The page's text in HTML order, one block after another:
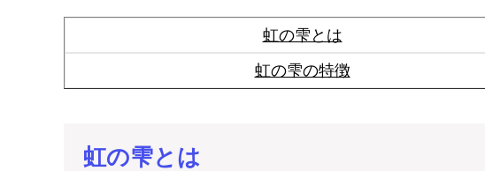
虹の雫とは
虹の雫の特徴
虹の雫とは